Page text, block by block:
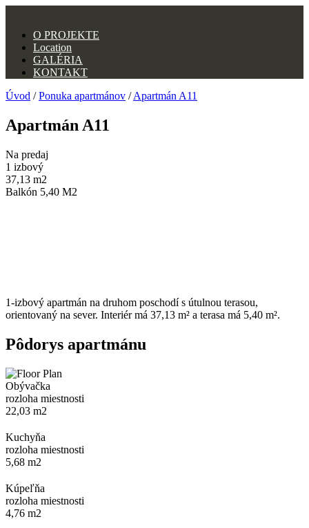
O PROJEKTE
Location
GALÉRIA
KONTAKT
Úvod / Ponuka apartmánov / Apartmán A11
Apartmán A11
Na predaj
1 izbový
37,13 m2
Balkón 5,40 M2
1-izbový apartmán na druhom poschodí s útulnou terasou,
orientovaný na sever. Interiér má 37,13 m² a terasa má 5,40 m².
Pôdorys apartmánu
Obývačka
rozloha miestnosti
22,03 m2
Kuchyňa
rozloha miestnosti
5,68 m2
Kúpeľňa
rozloha miestnosti
4,76 m2